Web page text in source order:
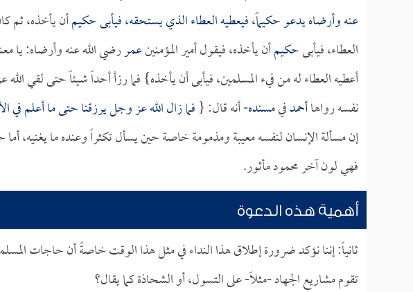
عنه وأرضاه يدعوحكيماً، فيعطيه العطاء الذي يستحقه، فيأبىحكيمأن يأخذه، ثم
العطاء، فيأبىحكيمأن يأخذه، فيقول أمير المؤمنينعمررضي الله عنه وأرضاه: يا
أعطيه العطاء له من فيء المسلمين، فيأبى أن يأخذه} فما رزأ أحداً شيئاً حتى لقي
نفسه رواهاأحمدفيمسنده- أنه قال: {فما زال الله عز وجل يرزقنا حتى ما أعلم في
إن مسألة الإنسان لنفسه معيبة ومذمومة خاصة حين يسأل تكثراً وعنده ما يغنيه،
فهي لون آخر محمود مأثور.
أهمية هذه الدعوة
ثانياً: إننا نؤكد ضرورة إطلاق هذا النداء في مثل هذا الوقت خاصةً أن حاجات
تقوم مشاريع الجهاد -مثلاً- على التسول، أو الشحاذة كما يقال؟